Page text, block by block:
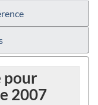
pour
2007